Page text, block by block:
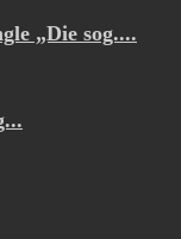
„Die sog....